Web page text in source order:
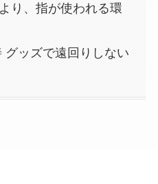
り、指が使われる環
グッズで遠回りしない